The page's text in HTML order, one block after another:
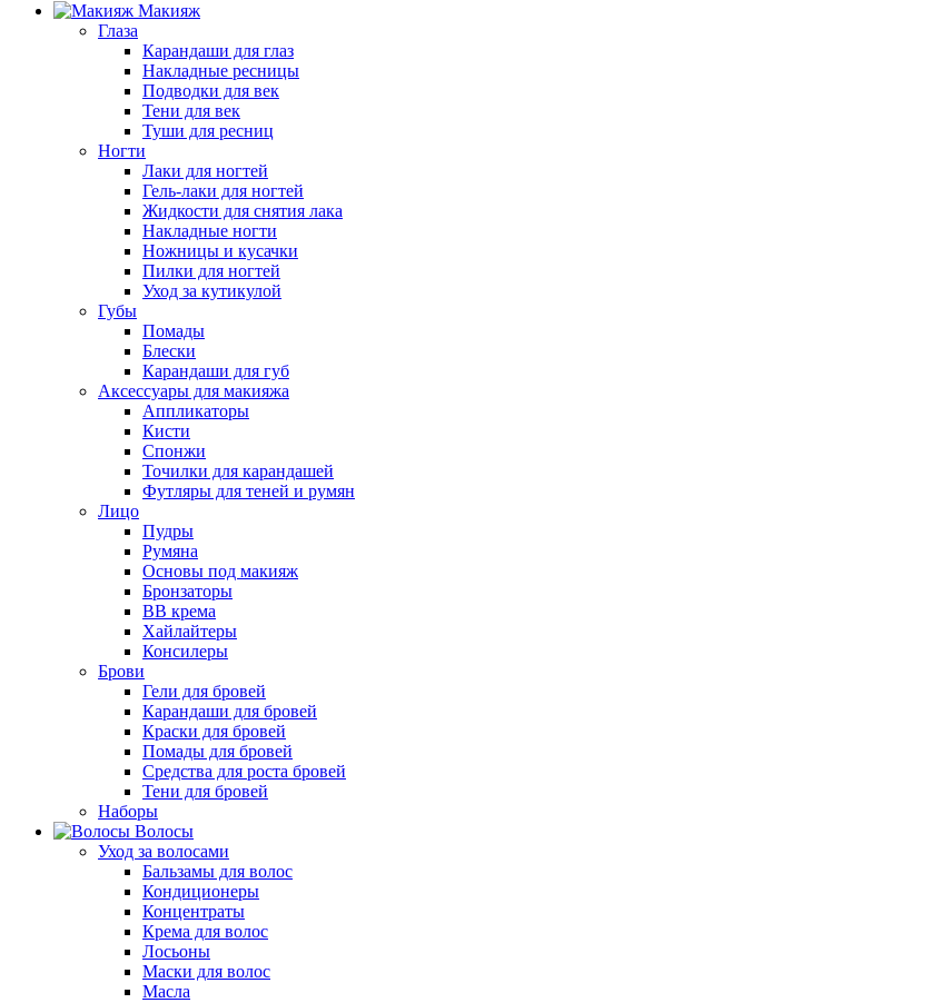
Макияж
Глаза
Карандаши для глаз
Накладные ресницы
Подводки для век
Тени для век
Туши для ресниц
Ногти
Лаки для ногтей
Гель-лаки для ногтей
Жидкости для снятия лака
Накладные ногти
Ножницы и кусачки
Пилки для ногтей
Уход за кутикулой
Губы
Помады
Блески
Карандаши для губ
Аксессуары для макияжа
Аппликаторы
Кисти
Спонжи
Точилки для карандашей
Футляры для теней и румян
Лицо
Пудры
Румяна
Основы под макияж
Бронзаторы
BB крема
Хайлайтеры
Консилеры
Брови
Гели для бровей
Карандаши для бровей
Краски для бровей
Помады для бровей
Средства для роста бровей
Тени для бровей
Наборы
Волосы
Уход за волосами
Бальзамы для волос
Кондиционеры
Концентраты
Крема для волос
Лосьоны
Маски для волос
Масла